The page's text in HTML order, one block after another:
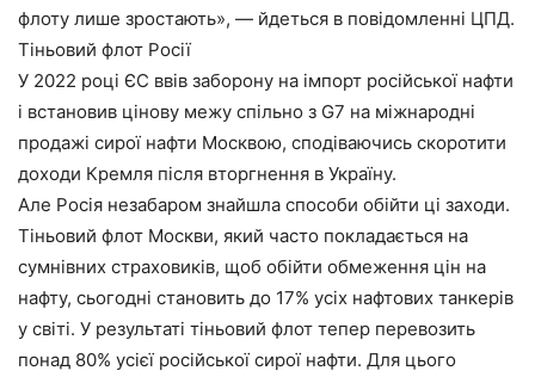
флоту лише зростають», — йдеться в повідомленні ЦПД.
Тіньовий флот Росії
У 2022 році ЄС ввів заборону на імпорт російської нафти
і встановив цінову межу спільно з G7 на міжнародні
продажі сирої нафти Москвою, сподіваючись скоротити
доходи Кремля після вторгнення в Україну.
Але Росія незабаром знайшла способи обійти ці заходи.
Тіньовий флот Москви, який часто покладається на
сумнівних страховиків, щоб обійти обмеження цін на
нафту, сьогодні становить до 17% усіх нафтових танкерів
у світі. У результаті тіньовий флот тепер перевозить
понад 80% усієї російської сирої нафти. Для цього